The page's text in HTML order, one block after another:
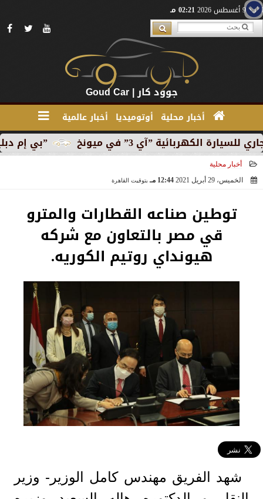
الأحد 9 أغسطس 2026 02:21 مـ
جوود كار | Goud Car
أخبار محلية أوتوميديا أخبار عالمية
”بي إم دبليو” تبدأ ”آي 3” في ميونخ
أخبار محلية
الخميس، 29 أبريل 2021
12:44 مـ بتوقيت القاهرة
توطين صناعه القطارات والمترو
قي مصر بالتعاون مع شركه
هيونداي روتيم الكوريه.
شهد الفريق مهندس كامل الوزير- وزير